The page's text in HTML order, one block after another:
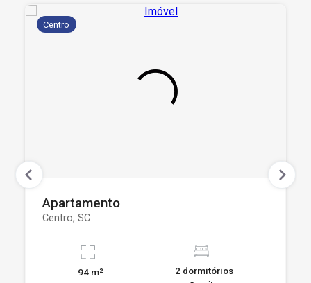
Centro
Apartamento
Centro, SC
94 m²
2 dormitórios